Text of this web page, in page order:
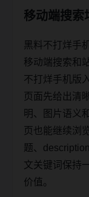
移动端搜索
黑料不打烊手
移动端搜索和
不打烊手机版
页面先给出清
明、图片语义
页也能继续浏
题、
文关键词保持
价值。